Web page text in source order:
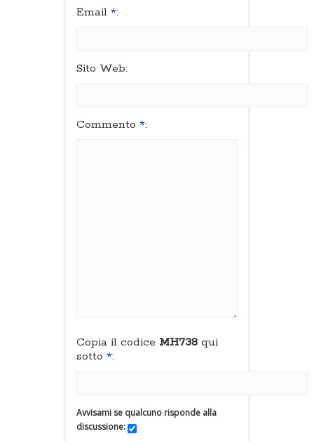
Email *:
Sito Web:
Commento *:
Copia il codice MH738 qui
sotto *:
Avvisami se qualcuno risponde alla
discussione: